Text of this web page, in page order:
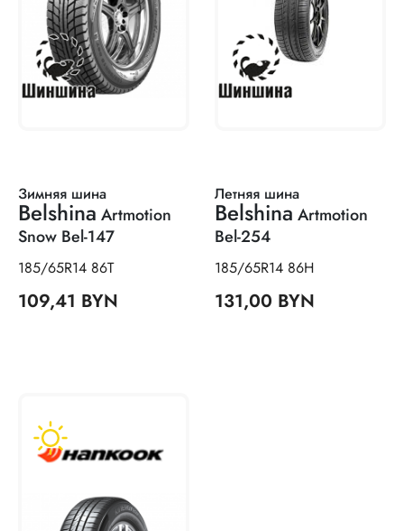
Зимняя шина
Belshina Artmotion
Snow Bel-147
185/65R14 86T
109,41 BYN
Летняя шина
Belshina Artmotion
Bel-254
185/65R14 86H
131,00 BYN